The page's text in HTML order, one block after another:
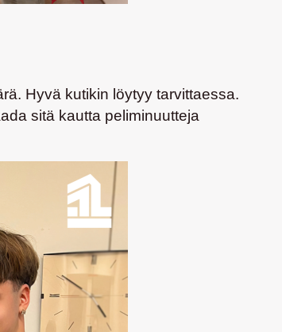
Hyvä kutikin löytyy tarvittaessa.
sitä kautta peliminuutteja